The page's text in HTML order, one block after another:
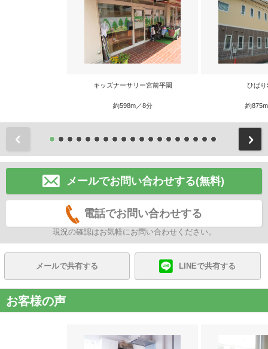
キッズナーサリー宮前平園
約598m／8分
ひばり
約
メールでお問い合わせする(無料)
電話でお問い合わせする
現況の確認はお気軽にお問い合わせください。
メールで共有する LINEで共有する
お客様の声